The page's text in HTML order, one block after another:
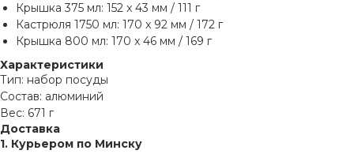
Крышка 375 мл: 152 x 43 мм / 111 г
Кастрюля 1750 мл: 170 x 92 мм / 172 г
Крышка 800 мл: 170 x 46 мм / 169 г
Характеристики
Тип: набор посуды
Состав: алюминий
Вес: 671 г
Доставка
1. Курьером по Минску